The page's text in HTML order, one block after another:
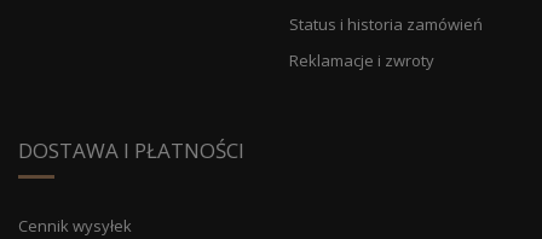
Status i historia zamówień
Reklamacje i zwroty
DOSTAWA I PŁATNOŚCI
Cennik wysyłek